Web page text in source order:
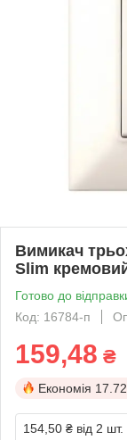
Вимикач
Slim
Готово до
Код: 16784-п
159,48 ₴
Економія
154,50 ₴ від 2 шт.